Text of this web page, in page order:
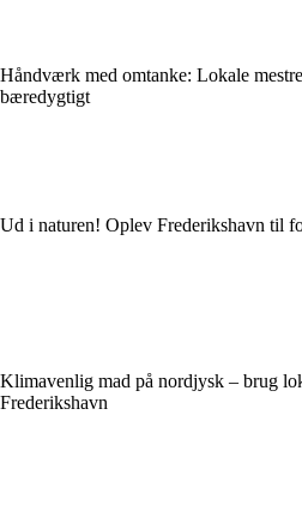
Håndværk med omtanke: Lokale
bæredygtigt
Ud i naturen! Oplev Frederikshavn til
Klimavenlig mad på nordjysk – brug
Frederikshavn